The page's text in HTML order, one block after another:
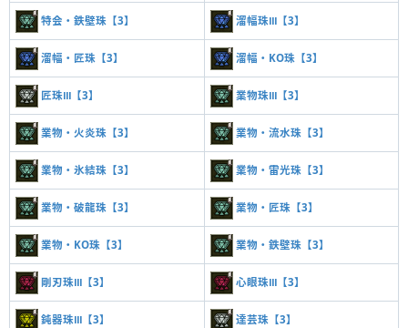
特会・鉄壁珠【3】 溜幅珠Ⅲ【3】
溜幅・匠珠【3】 溜幅・KO珠【3】
匠珠Ⅲ【3】 業物珠Ⅲ【3】
業物・火炎珠【3】 業物・流水珠【3】
業物・氷結珠【3】 業物・雷光珠【3】
業物・破龍珠【3】 業物・匠珠【3】
業物・KO珠【3】 業物・鉄壁珠【3】
剛刃珠Ⅲ【3】 心眼珠Ⅲ【3】
鈍器珠Ⅲ【3】 達芸珠【3】